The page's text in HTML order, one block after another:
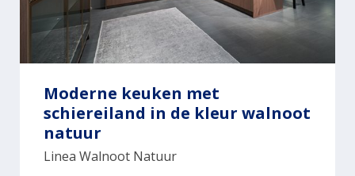
Moderne keuken met
schiereiland in de kleur walnoot
natuur
Linea Walnoot Natuur